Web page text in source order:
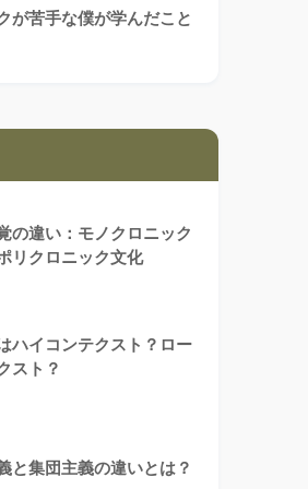
が苦手な僕が学んだこと
の違い：モノクロニック
リクロニック文化
ハイコンテクスト？ロー
スト？
と集団主義の違いとは？